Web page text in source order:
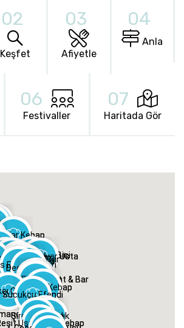
02
Keşfet
03
Afiyetle
04
Anla
06
Festivaller
07
Haritada Gör